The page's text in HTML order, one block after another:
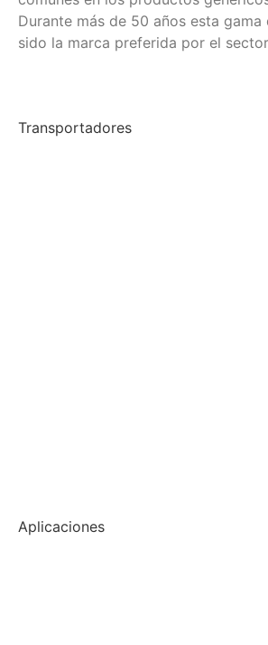
Durante más de 50 años esta
sido la marca preferida por el
Transportadores
Aplicaciones